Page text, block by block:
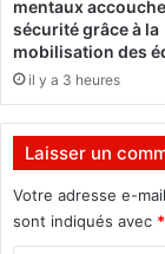
r
e
n
o
c
"
p
o
mentaux
sécurité grâce à la
mobilisation des
il y a 3 heures
Laisser un
Votre adresse e-
sont indiqués avec *